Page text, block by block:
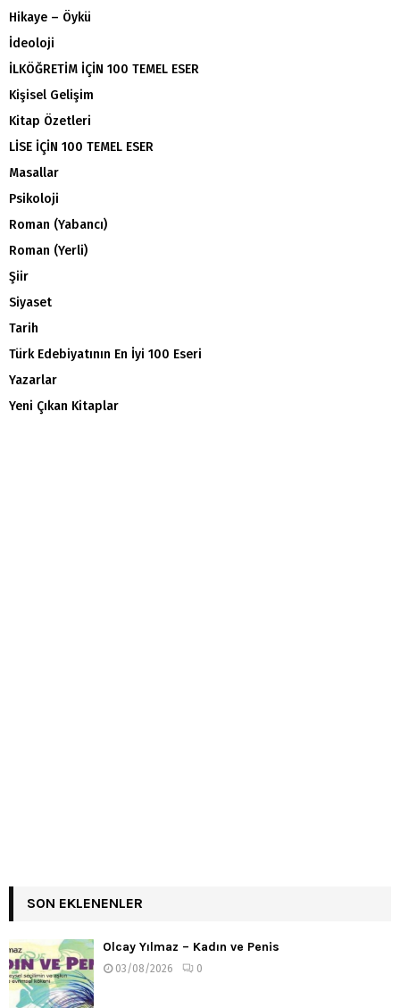
Hikaye – Öykü
İdeoloji
İLKÖĞRETİM İÇİN 100 TEMEL ESER
Kişisel Gelişim
Kitap Özetleri
LİSE İÇİN 100 TEMEL ESER
Masallar
Psikoloji
Roman (Yabancı)
Roman (Yerli)
Şiir
Siyaset
Tarih
Türk Edebiyatının En İyi 100 Eseri
Yazarlar
Yeni Çıkan Kitaplar
SON EKLENENLER
Olcay Yılmaz – Kadın ve Penis
03/08/2026 0